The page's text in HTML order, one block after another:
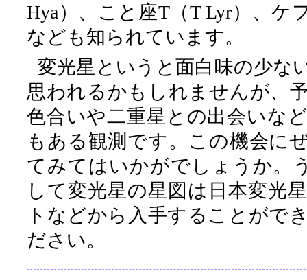
Hya）、こと座T（T Lyr）、ケ
なども知られています。
変光星というと面白味の少な
思われるかもしれませんが、
色合いや二重星との出会いな
もある観測です。この機会に
てみてはいかがでしょうか。
して変光星の星図は日本変光
トなどから入手することがで
ださい。